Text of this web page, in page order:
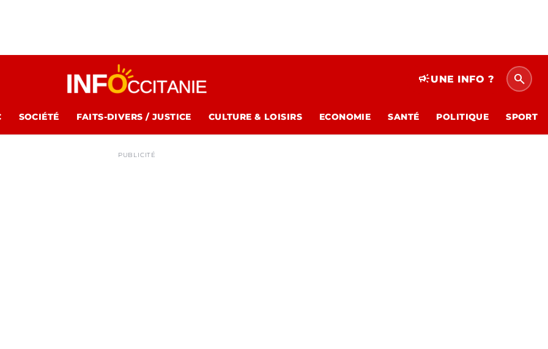
campaignUNE INFO ? search
SOCIÉTÉ FAITS-DIVERS / JUSTICE CULTURE & LOISIRS ECONOMIE SANTÉ POLITIQUE SPORT
PUBLICITÉ